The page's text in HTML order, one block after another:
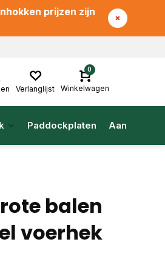
prijzen zijn
Verlanglijst
0
Winkelwagen
Paddockplaten
balen
voerhek